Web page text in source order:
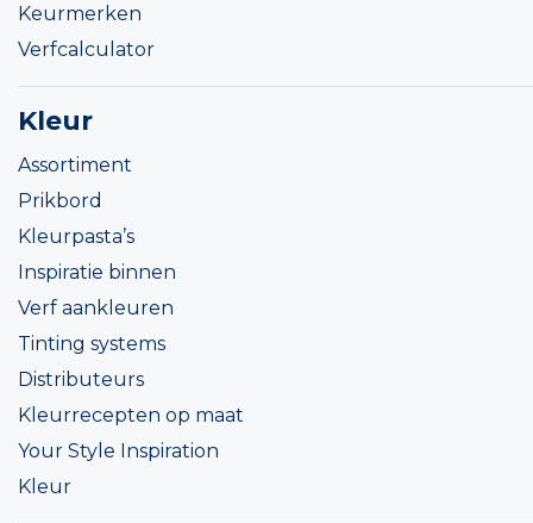
Keurmerken
Verfcalculator
Kleur
Assortiment
Prikbord
Kleurpasta’s
Inspiratie binnen
Verf aankleuren
Tinting systems
Distributeurs
Kleurrecepten op maat
Your Style Inspiration
Kleur